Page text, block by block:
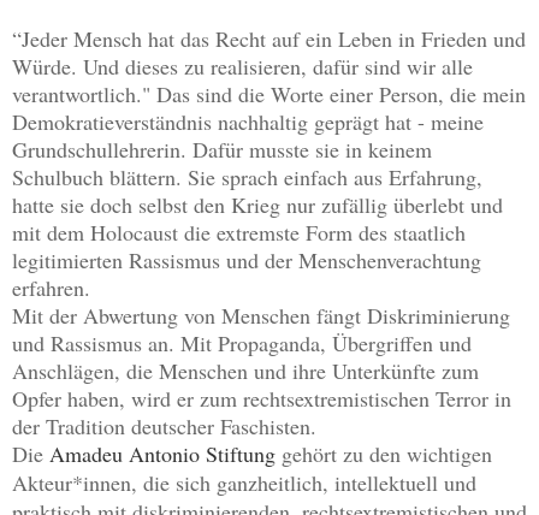
“Jeder Mensch hat das Recht auf ein Leben in Frieden und
Würde. Und dieses zu realisieren, dafür sind wir alle
verantwortlich." Das sind die Worte einer Person, die mein
Demokratieverständnis nachhaltig geprägt hat - meine
Grundschullehrerin. Dafür musste sie in keinem
Schulbuch blättern. Sie sprach einfach aus Erfahrung,
hatte sie doch selbst den Krieg nur zufällig überlebt und
mit dem Holocaust die extremste Form des staatlich
legitimierten Rassismus und der Menschenverachtung
erfahren.
Mit der Abwertung von Menschen fängt Diskriminierung
und Rassismus an. Mit Propaganda, Übergriffen und
Anschlägen, die Menschen und ihre Unterkünfte zum
Opfer haben, wird er zum rechtsextremistischen Terror in
der Tradition deutscher Faschisten.
Die Amadeu Antonio Stiftung gehört zu den wichtigen
Akteur*innen, die sich ganzheitlich, intellektuell und